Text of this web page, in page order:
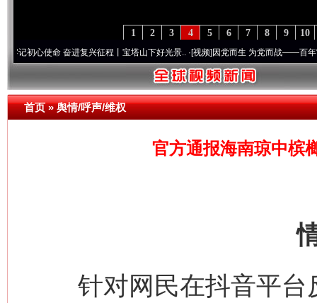
10
9
8
7
6
5
4
3
2
1
命 奋进复兴征程丨宝塔山下好光景..·[视频]因党而生 为党而战——百年“纪”事⑧加
首页»舆情/呼声/维权
官方通报海南琼中槟
针对网民在抖音平台